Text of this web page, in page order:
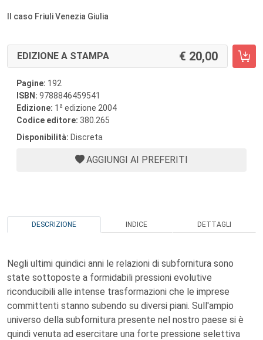
Il caso Friuli Venezia Giulia
EDIZIONE A STAMPA 20,00
Pagine: 192
ISBN: 9788846459541
Edizione: 1 a edizione 2004
Codice editore: 380.265
Disponibilità: Discreta
AGGIUNGI AI PREFERITI
DESCRIZIONE INDICE DETTAGLI
Negli ultimi quindici anni le relazioni di subfornitura sono
state sottoposte a formidabili pressioni evolutive
riconducibili alle intense trasformazioni che le imprese
committenti stanno subendo su diversi piani. Sull'ampio
universo della subfornitura presente nel nostro paese si è
quindi venuta ad esercitare una forte pressione selettiva